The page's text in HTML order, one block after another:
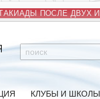
ПОСЛЕ ДВУХ
КЛУБЫ И ШКОЛЫ